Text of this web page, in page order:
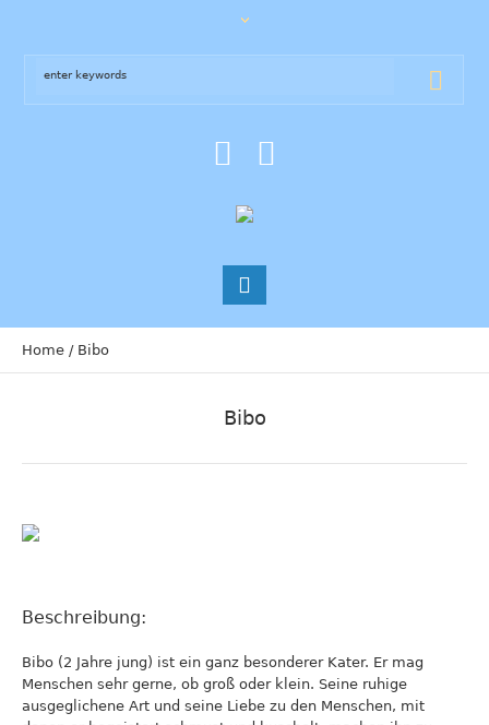
Home / Bibo
Bibo
Beschreibung:
Bibo (2 Jahre jung) ist ein ganz besonderer Kater. Er mag
Menschen sehr gerne, ob groß oder klein. Seine ruhige
ausgeglichene Art und seine Liebe zu den Menschen, mit